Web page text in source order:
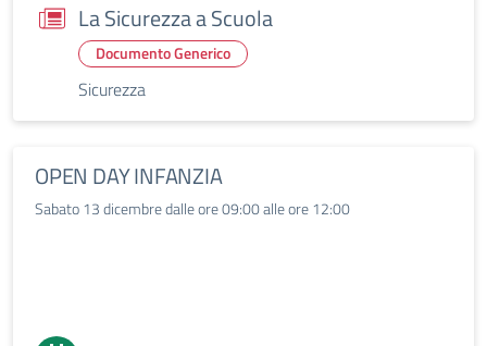
La Sicurezza a Scuola
Documento Generico
Sicurezza
OPEN DAY INFANZIA
Sabato 13 dicembre dalle ore 09:00 alle ore 12:00